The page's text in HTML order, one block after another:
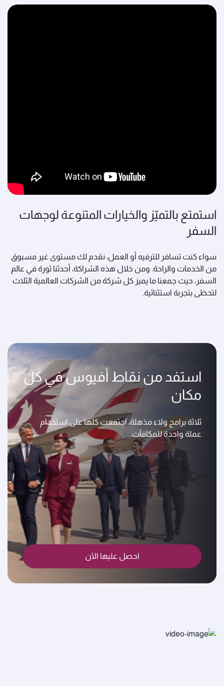
استمتع بالتميّز والخيارات المتنوعة لوجهات
السفر
سواء كنت تسافر للترفيه أو العمل، نقدم لك مستوى غير مسبوق
من الخدمات والراحة. ومن خلال هذه الشراكة، أحدثنا ثورة في عالم
السفر، حيث جمعنا ما يميز كل شركة من الشركات العالمية الثلاث
لتحظى بتجربة استثنائية.
استفد من نقاط أفيوس في كل
مكان
ثلاثة برامج ولاء مذهلة، اجتمعت كلها على استخدام
عملة واحدة للمكافآت.
احصل عليها الآن